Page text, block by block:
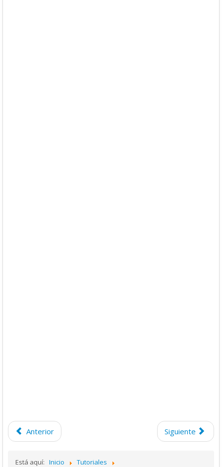
Anterior Siguiente
Está aquí: Inicio
Tutoriales